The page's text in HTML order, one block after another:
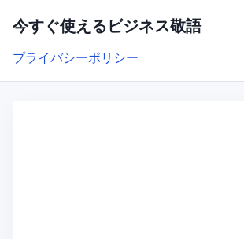
今すぐ使えるビジネス敬語
プライバシーポリシー